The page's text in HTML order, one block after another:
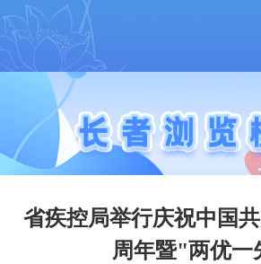
澳门金沙娱乐城官网
省疾控局举行庆祝中国
周年暨"两优一